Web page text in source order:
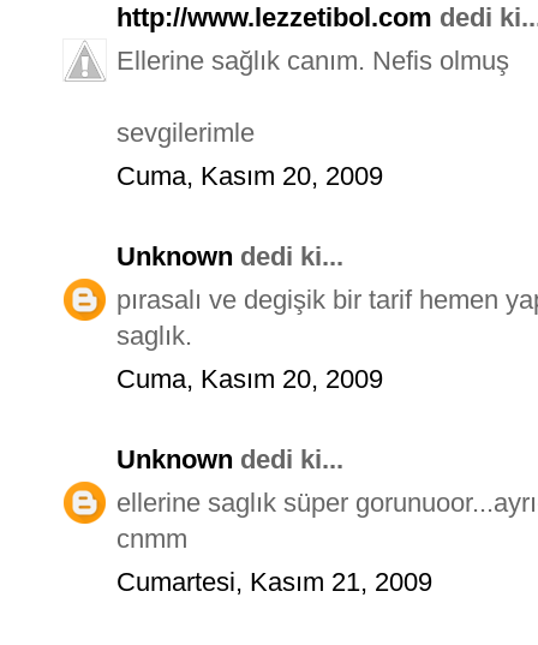
http://www.lezzetibol.com dedi
Ellerine sağlık canım. Nefis olmuş
sevgilerimle
Cuma, Kasım 20, 2009
Unknown dedi ki...
pırasalı ve degişik bir tarif hemen
saglık.
Cuma, Kasım 20, 2009
Unknown dedi ki...
ellerine saglık süper
cnmm
Cumartesi, Kasım 21, 2009